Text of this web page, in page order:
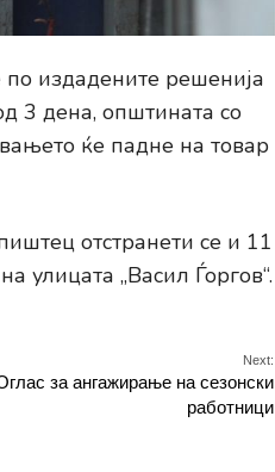
по издадените решенија
3 дена, општината со
ќе падне на товар
отстранети се и 11
улицата „Васил Ѓоргов“.
Next:
за ангажирање на сезонски
работници